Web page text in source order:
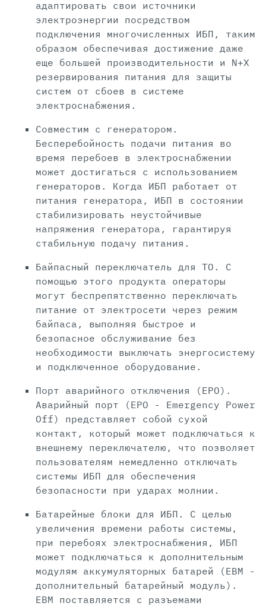
адаптировать свои источники
электроэнергии посредством
подключения многочисленных ИБП, таким
образом обеспечивая достижение даже
еще большей производительности и N+X
резервирования питания для защиты
систем от сбоев в системе
электроснабжения.
Совместим с генератором.
Бесперебойность подачи питания во
время перебоев в электроснабжении
может достигаться с использованием
генераторов. Когда ИБП работает от
питания генератора, ИБП в состоянии
стабилизировать неустойчивые
напряжения генератора, гарантируя
стабильную подачу питания.
Байпасный переключатель для ТО. С
помощью этого продукта операторы
могут беспрепятственно переключать
питание от электросети через режим
байпаса, выполняя быстрое и
безопасное обслуживание без
необходимости выключать энергосистему
и подключенное оборудование.
Порт аварийного отключения (EPO).
Аварийный порт (EPO - Emergency Power
Off) представляет собой сухой
контакт, который может подключаться к
внешнему переключателю, что позволяет
пользователям немедленно отключать
системы ИБП для обеспечения
безопасности при ударах молнии.
Батарейные блоки для ИБП. С целью
увеличения времени работы системы,
при перебоях электроснабжения, ИБП
может подключаться к дополнительным
модулям аккумуляторных батарей (EBM -
дополнительный батарейный модуль).
EBM поставляется с разъемами